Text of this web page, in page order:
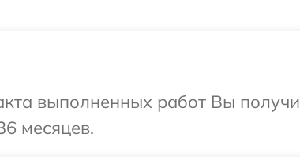
выполненных работ Вы
месяцев.